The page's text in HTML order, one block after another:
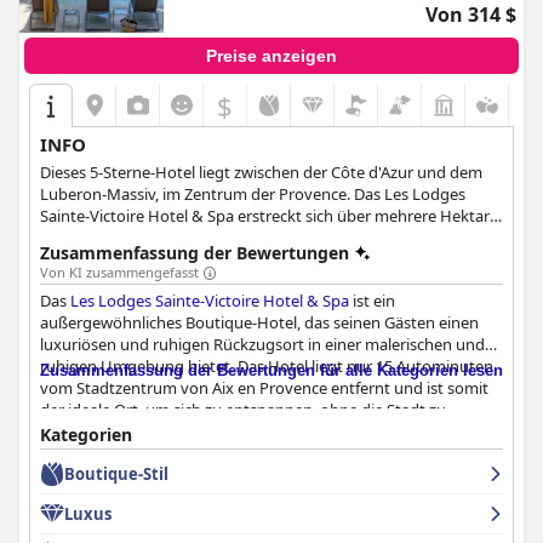
Von 314 $
Preise anzeigen
$
INFO
Dieses 5-Sterne-Hotel liegt zwischen der Côte d'Azur und dem
Luberon-Massiv, im Zentrum der Provence. Das Les Lodges
Sainte-Victoire Hotel & Spa erstreckt sich über mehrere Hektar
luxuriöses Spa, ein Gourmet-Restaurant und eine ruhige
Umgebung inmitten der Natur, die allen Gästen die dringend
benötigte Erholung bietet.
Zusammenfassung der Bewertungen
Von KI zusammengefasst
Das Les Lodges Sainte-Victoire Hotel & Spa ist ein
außergewöhnliches Boutique-Hotel, das seinen Gästen einen
luxuriösen und ruhigen Rückzugsort in einer malerischen und
ruhigen Umgebung bietet. Das Hotel liegt nur 15 Autominuten
vom Stadtzentrum von Aix en Provence entfernt und ist somit
der ideale Ort, um sich zu entspannen, ohne die Stadt zu
verlassen. Die Gäste schätzen den außergewöhnlichen
Kundenservice, insbesondere die Ratschläge und Empfehlungen
des Concierge. Das Frühstück, das im Atelier des Lodges oder in
reichhaltigen Auswahl, großen Vielfalt und hervorragenden
Zusammenfassung der Bewertungen für alle Kategorien lesen
Kategorien
Boutique-Stil
Luxus